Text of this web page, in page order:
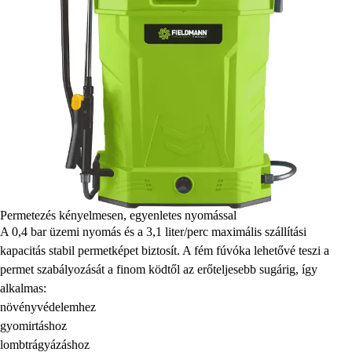
Permetezés kényelmesen, egyenletes nyomással
A 0,4 bar üzemi nyomás és a 3,1 liter/perc maximális szállítási
kapacitás stabil permetképet biztosít. A fém fúvóka lehetővé teszi a
permet szabályozását a finom ködtől az erőteljesebb sugárig, így
alkalmas:
növényvédelemhez
gyomirtáshoz
lombtrágyázáshoz